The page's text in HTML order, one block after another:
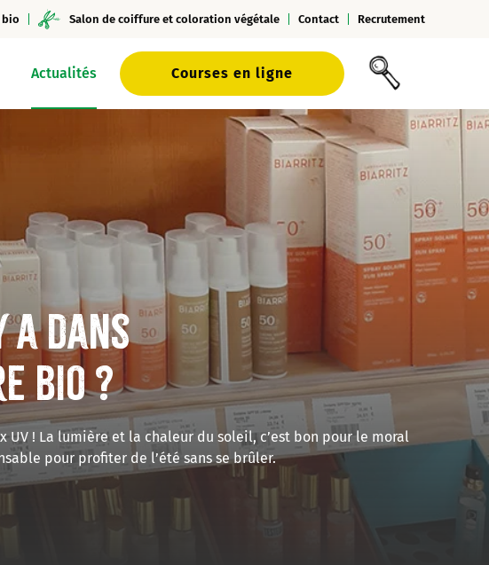
bio Salon de coiffure et coloration végétale Contact Recrutement
Actualités Courses en ligne
a dans
bio ?
! La lumière et la chaleur du soleil, c’est bon pour le moral
pour profiter de l’été sans se brûler.